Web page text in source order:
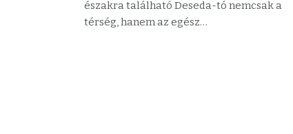
északra található Deseda-tó nemcsak a
térség, hanem az egész…